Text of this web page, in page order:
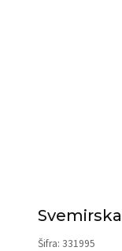
Šifra: 331995